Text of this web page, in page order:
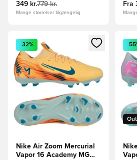
349 kr.779 kr.
Mange størrelser tilgængelig
Fra
Åbner en Modal til at logge ind
-32%
Nike Air Zoom Mercurial
Vapor 16 Academy MG
-